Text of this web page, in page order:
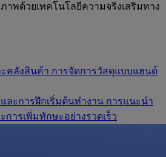
าพด้วยเทคโนโลยีความจริงเสริมทาง
คลังสินค้า การจัดการวัสดุแบบแฮนด์
ละการฝึกเริ่มต้นทำงาน การแนะนำ
การเพิ่มทักษะอย่างรวดเร็ว